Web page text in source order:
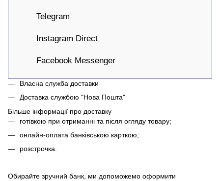
Telegram
Instagram Direct
Facebook Messenger
Власна служба доставки
Доставка службою "Нова Пошта"
Більше інформації про доставку
готівкою при отриманні та після огляду товару;
онлайн-оплата банківською карткою;
розстрочка.
Обирайте зручний банк, ми допоможемо оформити